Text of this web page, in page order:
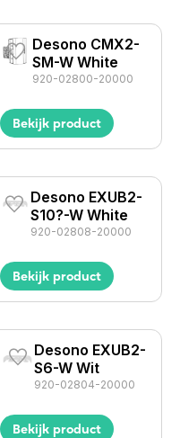
Desono CMX2-
SM-W White
920-02800-20000
Bekijk product
Desono EXUB2-
S10?-W White
920-02808-20000
Bekijk product
Desono EXUB2-
S6-W Wit
920-02804-20000
Bekijk product